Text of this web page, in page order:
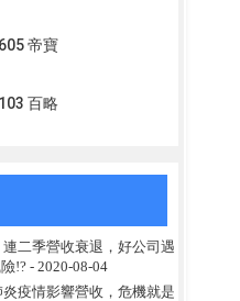
帝寶
百略
二季營收衰退，好公司遇
!?- 2020-08-04
疫情影響營收，危機就是